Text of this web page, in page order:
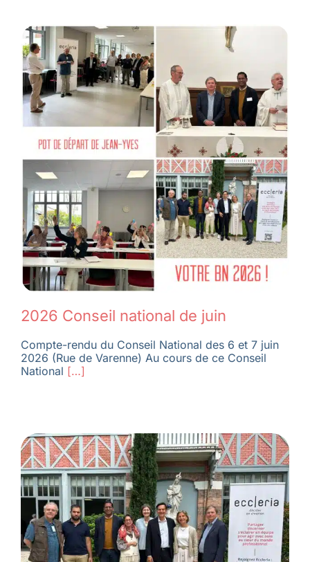
2026 Conseil national de juin
Compte-rendu du Conseil National des 6 et 7 juin
2026 (Rue de Varenne) Au cours de ce Conseil
National […]